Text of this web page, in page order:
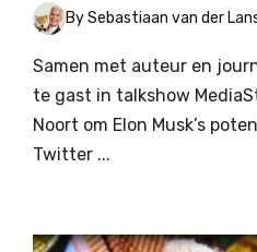
By Sebastiaan van der
Samen met auteur en
te gast in talkshow
Noort om Elon Musk’s
Twitter ...